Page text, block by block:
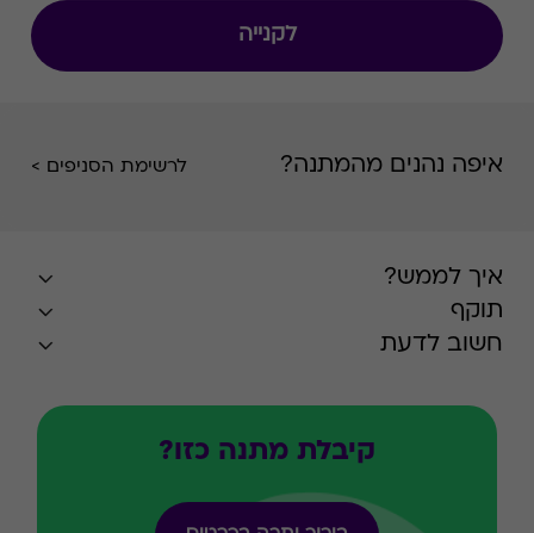
לקנייה
איפה נהנים מהמתנה? לרשימת הסניפים >
איך לממש?
תוקף
חשוב לדעת
קיבלת מתנה כזו?